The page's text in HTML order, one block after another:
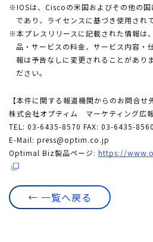
※IOSは、Ciscoの米国およびその他の
であり、ライセンスに基づき使用されて
※本プレスリリースに記載された情報は
品・サービスの料金、サービス内容・
報は予告なしに変更されることがあり
ださい。
【本件に関する報道機関からのお問合せ
株式会社オプティム マーケティング広
TEL: 03-6435-8570 FAX: 03-6435-8560
E-Mail: press@optim.co.jp
Optimal Biz製品ページ: https://
← 一覧へ戻る